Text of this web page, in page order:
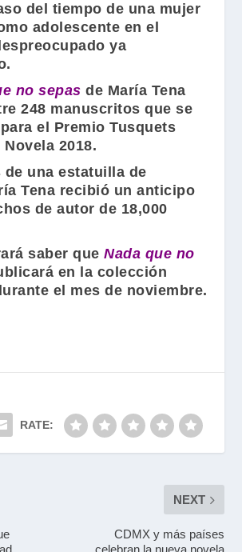
del tiempo de una mujer
adolescente en el
ya
no sepas de María Tena
248 manuscritos que se
el Premio Tusquets
Novela 2018.
de una estatuilla de
Tena recibió un anticipo
de autor de 18,000
saber queNada que no
en la colección
el mes de noviembre.
RATE:
NEXT
CDMX y más países
celebran la nueva novela